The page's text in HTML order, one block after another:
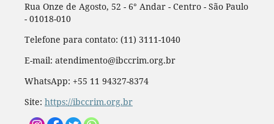
Rua Onze de Agosto, 52 - 6° Andar - Centro - São Paulo
- 01018-010
Telefone para contato: (11) 3111-1040
E-mail: atendimento@ibccrim.org.br
WhatsApp: +55 11 94327-8374
Site: https://ibccrim.org.br